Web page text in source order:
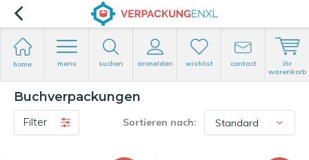
home menu suchen anmelden wishlist contact
ihr
warenkorb
Buchverpackungen
Filter Sortieren nach: